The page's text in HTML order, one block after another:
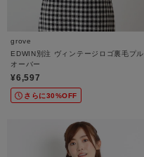
grove
EDWIN別注 ヴィンテージロゴ裏毛プル
オーバー
¥6,597
さらに30%OFF